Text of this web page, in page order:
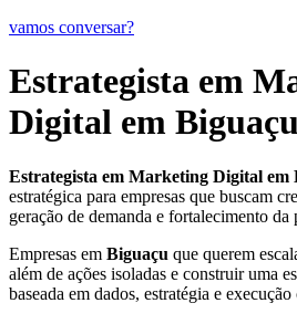
vamos conversar?
Estrategista em
Digital em Biguaçu
Estrategista em Marketing Digital em
estratégica para empresas que buscam
geração de demanda e fortalecimento da
Empresas em Biguaçu que querem
além de ações isoladas e construir uma
baseada em dados, estratégia e execução